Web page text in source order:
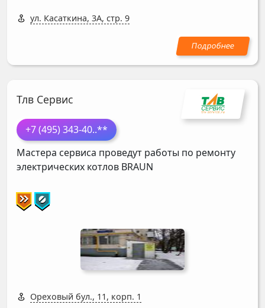
ул. Касаткина, 3А, стр. 9
Тлв Сервис
+7 (495) 343-40..**
Мастера сервиса проведут работы по ремонту
электрических котлов BRAUN
Ореховый бул., 11, корп. 1